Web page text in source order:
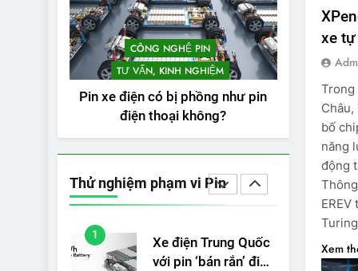
CÔNG NGHỆ PIN
TƯ VẤN, KINH NGHIỆM
Pin xe điện có bị phồng như pin
điện thoại không?
Thử nghiệm phạm vi Pin
Model 3 LR 2024
THỬ NGHIỆM PHẠM VI
PIN
4
VinFast VF 8 chạy
cao tốc được bao
xa, mỗi kW điện đi
được bao nhiêu km?
THỬ NGHIỆM PHẠM VI
PIN
VinFast VF 5 di
chuyển được bao
nhiêu km sau mỗi
lần sạc đầy?
THỬ NGHIỆM PHẠM VI
PIN
1
Xe điện Trung Quốc
với pin ‘bán rắn’ đi
xe
Trong
Châu,
bố
năng
động
Xem